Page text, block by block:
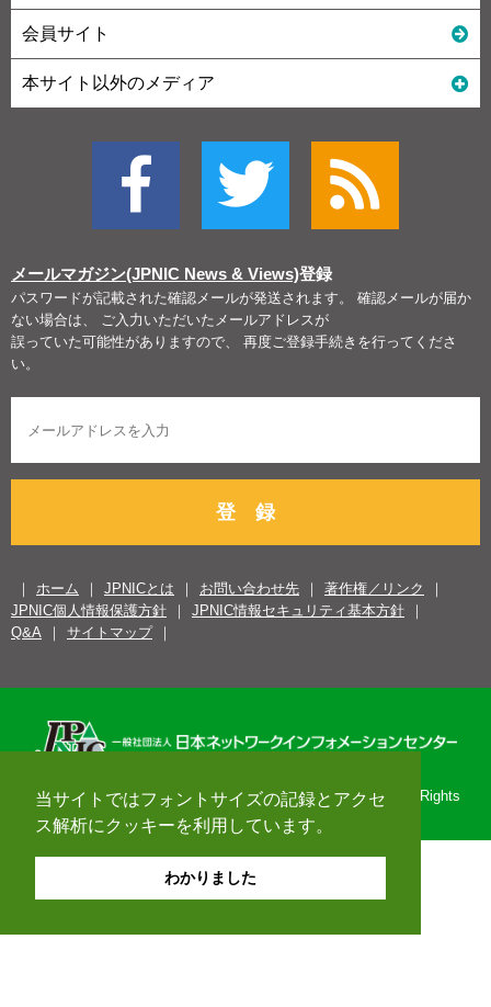
当サイトではフォントサイズの記録とアクセ
ス解析にクッキーを利用しています。
わかりました
会員サイト
本サイト以外のメディア
メールマガジン(JPNIC News & Views)登録
パスワードが記載された確認メールが発送されます。 確認メールが届か
ない場合は、 ご入力いただいたメールアドレスが
誤っていた可能性がありますので、 再度ご登録手続きを行ってくださ
い。
登 録
ホーム JPNICとは お問い合わせ先
著作権／リンク
JPNIC個人情報保護方針
JPNIC情報セキュリティ基本方針
Q&A
サイトマップ
Copyright© 1996-2026 Japan Network Information Center. All Rights
Reserved.